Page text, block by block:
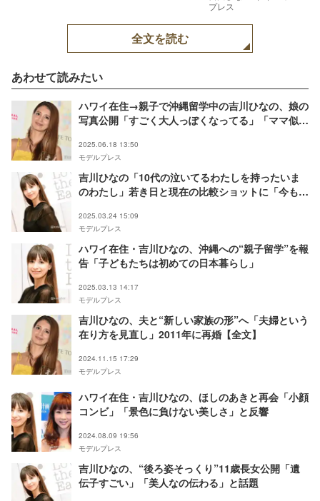
プレス
全文を読む
あわせて読みたい
ハワイ在住→親子で沖縄留学中の吉川ひなの、娘の
写真公開「すごく大人っぽくなってる」「ママ似の
2025.06.18 13:50
モデルプレス
吉川ひなの「10代の泣いてるわたしを持ったいま
のわたし」若き日と現在の比較ショットに「今も昔
2025.03.24 15:09
モデルプレス
ハワイ在住・吉川ひなの、沖縄への“親子留学”を報
告「子どもたちは初めての日本暮らし」
2025.03.13 14:17
モデルプレス
吉川ひなの、夫と“新しい家族の形”へ「夫婦という
在り方を見直し」2011年に再婚【全文】
2024.11.15 17:29
モデルプレス
ハワイ在住・吉川ひなの、ほしのあきと再会「小顔
コンビ」「景色に負けない美しさ」と反響
2024.08.09 19:56
モデルプレス
吉川ひなの、“後ろ姿そっくり”11歳長女公開「遺
伝子すごい」「美人なの伝わる」と話題